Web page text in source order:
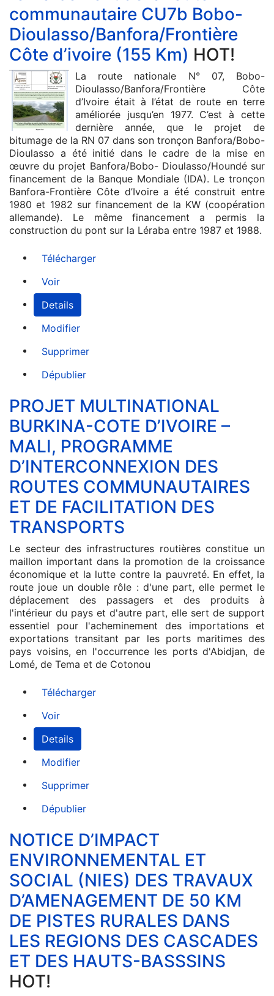
communautaire CU7b Bobo-
Dioulasso/Banfora/Frontière
Côte d’ivoire (155 Km) HOT!
La route nationale N° 07, Bobo-
Dioulasso/Banfora/Frontière Côte
d’Ivoire était à l’état de route en terre
améliorée jusqu’en 1977. C’est à cette
dernière année, que le projet de
bitumage de la RN 07 dans son tronçon Banfora/Bobo-
Dioulasso a été initié dans le cadre de la mise en
œuvre du projet Banfora/Bobo- Dioulasso/Houndé sur
financement de la Banque Mondiale (IDA). Le tronçon
Banfora-Frontière Côte d’Ivoire a été construit entre
1980 et 1982 sur financement de la KW (coopération
allemande). Le même financement a permis la
construction du pont sur la Léraba entre 1987 et 1988.
Télécharger
Voir
Details
Modifier
Supprimer
Dépublier
PROJET MULTINATIONAL
BURKINA-COTE D’IVOIRE –
MALI, PROGRAMME
D’INTERCONNEXION DES
ROUTES COMMUNAUTAIRES
ET DE FACILITATION DES
TRANSPORTS
Le secteur des infrastructures routières constitue un
maillon important dans la promotion de la croissance
économique et la lutte contre la pauvreté. En effet, la
route joue un double rôle : d'une part, elle permet le
déplacement des passagers et des produits à
l'intérieur du pays et d'autre part, elle sert de support
essentiel pour l'acheminement des importations et
exportations transitant par les ports maritimes des
pays voisins, en l'occurrence les ports d'Abidjan, de
Lomé, de Tema et de Cotonou
Télécharger
Voir
Details
Modifier
Supprimer
Dépublier
NOTICE D’IMPACT
ENVIRONNEMENTAL ET
SOCIAL (NIES) DES TRAVAUX
D’AMENAGEMENT DE 50 KM
DE PISTES RURALES DANS
LES REGIONS DES CASCADES
ET DES HAUTS-BASSSINS
HOT!